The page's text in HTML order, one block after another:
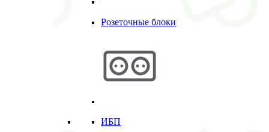
Розеточные блоки
ИБП